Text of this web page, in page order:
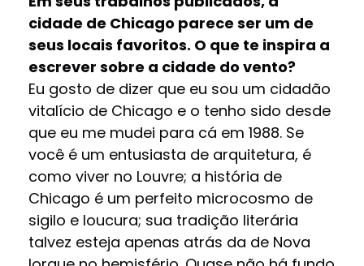
cidade de Chicago parece ser um de
seus locais favoritos. O que te inspira a
escrever sobre a cidade do vento?
Eu gosto de dizer que eu sou um cidadão
vitalício de Chicago e o tenho sido desde
que eu me mudei para cá em 1988. Se
você é um entusiasta de arquitetura, é
como viver no Louvre; a história de
Chicago é um perfeito microcosmo de
sigilo e loucura; sua tradição literária
talvez esteja apenas atrás da de Nova